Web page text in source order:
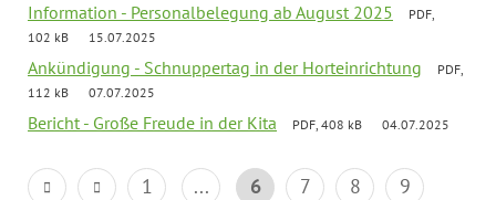
Information - Personalbelegung ab August 2025
PDF,
102 kB
15.07.2025
Ankündigung - Schnuppertag in der Horteinrichtung
PDF,
112 kB
07.07.2025
Bericht - Große Freude in der Kita PDF, 408 kB 04.07.2025
1 ... 6 7 8
9